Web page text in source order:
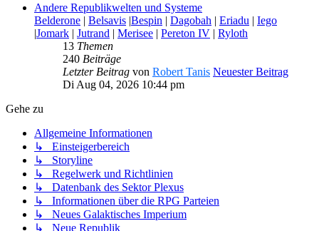
Andere Republikwelten und Systeme
Belderone | Belsavis |Bespin | Dagobah | Eriadu | Iego
|Jomark | Jutrand | Merisee | Pereton IV | Ryloth
13 Themen
240 Beiträge
Letzter Beitrag von Robert Tanis Neuester Beitrag
Di Aug 04, 2026 10:44 pm
Gehe zu
Allgemeine Informationen
↳ Einsteigerbereich
↳ Storyline
↳ Regelwerk und Richtlinien
↳ Datenbank des Sektor Plexus
↳ Informationen über die RPG Parteien
↳ Neues Galaktisches Imperium
↳ Neue Republik